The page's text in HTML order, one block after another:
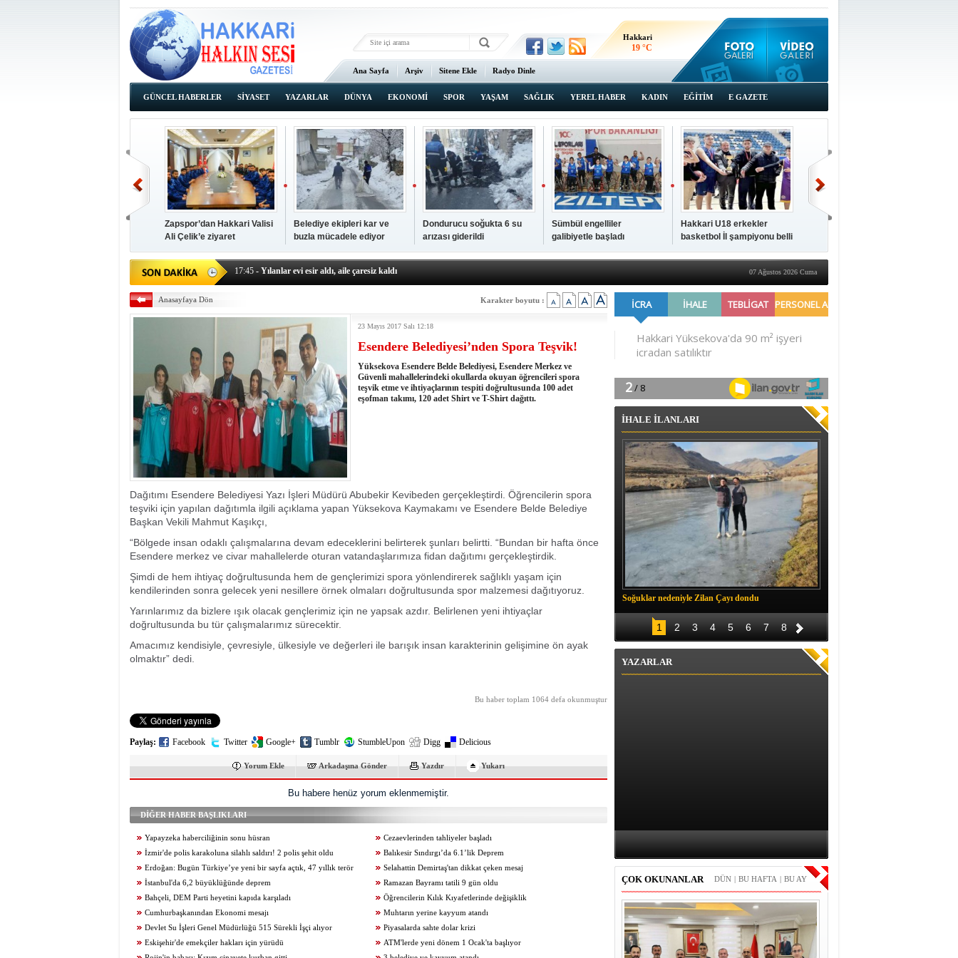
Hakkari
19 °C
Ana Sayfa Arşiv Sitene Ekle Radyo Dinle
GÜNCEL HABERLER SİYASET YAZARLAR DÜNYA EKONOMİ SPOR YAŞAM SAĞLIK YEREL HABER KADIN EĞİTİM E GAZETE
Zapspor’dan Hakkari Valisi
Ali Çelik’e ziyaret
Belediye ekipleri kar ve
buzla mücadele ediyor
Dondurucu soğukta 6 su
arızası giderildi
Sümbül engelliler
galibiyetle başladı
Hakkari U18 erkekler
basketbol İl şampiyonu belli
oldu
Toplantısı yapıldı
17:45 - Yılanlar evi esir aldı, aile çaresiz kaldı
17:43- Hakkari Cumhuriyet Başsavcısı Ufuk Turan görevine başladı
17:37- Başkan Büyüksu: Gençlerimiz için geleceğe yatırım yapıyoruz
- Hakkari'ye Raftingde Çifte Gurur
- Dağcı Yüksel Işık'ın izini köylüler buldu
- Hayvanlar Şarbona karşı aşılanıyor
17:27- Hakkari'de yaz ortasında kış manzarası
19:22- Cennet-Cehennem Vadisi'nde tarihi güreş finali
19:19- CHP Hakkari ve 26 il başkanını görevden aldı
19:17- Cennet Cehennem Vadisi'nde şampiyonluk mücadelesi start aldı
19:13- Bakan Yardımcısı Çelik, Aşiret Lideri Keskin'i ziyaret etti
- Hakkari'de 503 kilogram Esrar ele geçirildi
19:08- Bakan Yardımcısı Ali Çelik Hakkari’de sevgi seli
07 Ağustos 2026 Cuma
Anasayfaya Dön Karakter boyutu :
23 Mayıs 2017 Salı 12:18
Esendere Belediyesi’nden Spora Teşvik!
Yüksekova Esendere Belde Belediyesi, Esendere Merkez ve
Güvenli mahallelerindeki okullarda okuyan öğrencileri spora
teşvik etme ve ihtiyaçlarının tespiti doğrultusunda 100 adet
eşofman takımı, 120 adet Shirt ve T-Shirt dağıttı.
Dağıtımı Esendere Belediyesi Yazı İşleri Müdürü Abubekir Kevibeden gerçekleştirdi. Öğrencilerin spora
teşviki için yapılan dağıtımla ilgili açıklama yapan Yüksekova Kaymakamı ve Esendere Belde Belediye
Başkan Vekili Mahmut Kaşıkçı,
“Bölgede insan odaklı çalışmalarına devam edeceklerini belirterek şunları belirtti. “Bundan bir hafta önce
Esendere merkez ve civar mahallelerde oturan vatandaşlarımıza fidan dağıtımı gerçekleştirdik.
Şimdi de hem ihtiyaç doğrultusunda hem de gençlerimizi spora yönlendirerek sağlıklı yaşam için
kendilerinden sonra gelecek yeni nesillere örnek olmaları doğrultusunda spor malzemesi dağıtıyoruz.
Yarınlarımız da bizlere ışık olacak gençlerimiz için ne yapsak azdır. Belirlenen yeni ihtiyaçlar
doğrultusunda bu tür çalışmalarımız sürecektir.
Amacımız kendisiyle, çevresiyle, ülkesiyle ve değerleri ile barışık insan karakterinin gelişimine ön ayak
olmaktır” dedi.
Bu haber toplam 1064 defa okunmuştur
Paylaş: Facebook Twitter Google+ Tumblr StumbleUpon Digg Delicious
Yorum Ekle Arkadaşına Gönder Yazdır Yukarı
Bu habere henüz yorum eklenmemiştir.
DİĞER HABER BAŞLIKLARI
Yapayzeka haberciliğinin sonu hüsran
Cezaevlerinden tahliyeler başladı
İzmir'de polis karakoluna silahlı saldırı! 2 polis şehit oldu
Balıkesir Sındırgı’da 6.1’lik Deprem
Erdoğan: Bugün Türkiye’ye yeni bir sayfa açtık, 47 yıllık terör
belası bitiş sürecine girdi
Selahattin Demirtaş'tan dikkat çeken mesaj
İstanbul'da 6,2 büyüklüğünde deprem
Ramazan Bayramı tatili 9 gün oldu
Bahçeli, DEM Parti heyetini kapıda karşıladı
Öğrencilerin Kılık Kıyafetlerinde değişiklik
Cumhurbaşkanından Ekonomi mesajı
Muhtarın yerine kayyum atandı
Devlet Su İşleri Genel Müdürlüğü 515 Sürekli İşçi alıyor
Piyasalarda sahte dolar krizi
Eskişehir'de emekçiler hakları için yürüdü
ATM'lerde yeni dönem 1 Ocak'ta başlıyor
İHALE İLANLARI
Soğuklar nedeniyle Zilan Çayı dondu
1 2 3 4 5 6 7 8
YAZARLAR
ÇOK OKUNANLAR BU AY
|
BU HAFTA
|
DÜN